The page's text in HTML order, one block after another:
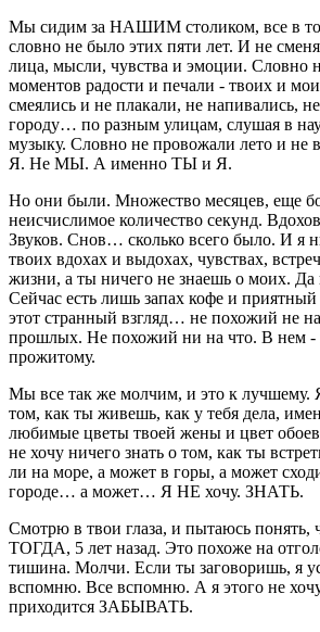
Мы сидим за НАШИМ столиком, все в
словно не было этих пяти лет. И не
лица, мысли, чувства и эмоции. Словно
моментов радости и печали - твоих и
смеялись и не плакали, не напивались,
городу… по разным улицам, слушая в
музыку. Словно не провожали лето и не
Я. Не МЫ. А именно ТЫ и Я.
Но они были. Множество месяцев, еще
неисчислимое количество секунд.
Звуков. Снов… сколько всего было. И я
твоих вдохах и выдохах, чувствах,
жизни, а ты ничего не знаешь о моих. Да
Сейчас есть лишь запах кофе и
этот странный взгляд… не похожий не
прошлых. Не похожий ни на что. В нем -
прожитому.
Мы все так же молчим, и это к лучшему.
том, как ты живешь, как у тебя дела,
любимые цветы твоей жены и цвет
не хочу ничего знать о том, как ты
ли на море, а может в горы, а может
городе… а может… Я НЕ хочу. ЗНАТЬ.
Смотрю в твои глаза, и пытаюсь понять,
ТОГДА, 5 лет назад. Это похоже на
тишина. Молчи. Если ты заговоришь, я
вспомню. Все вспомню. А я этого не
приходится ЗАБЫВАТЬ.